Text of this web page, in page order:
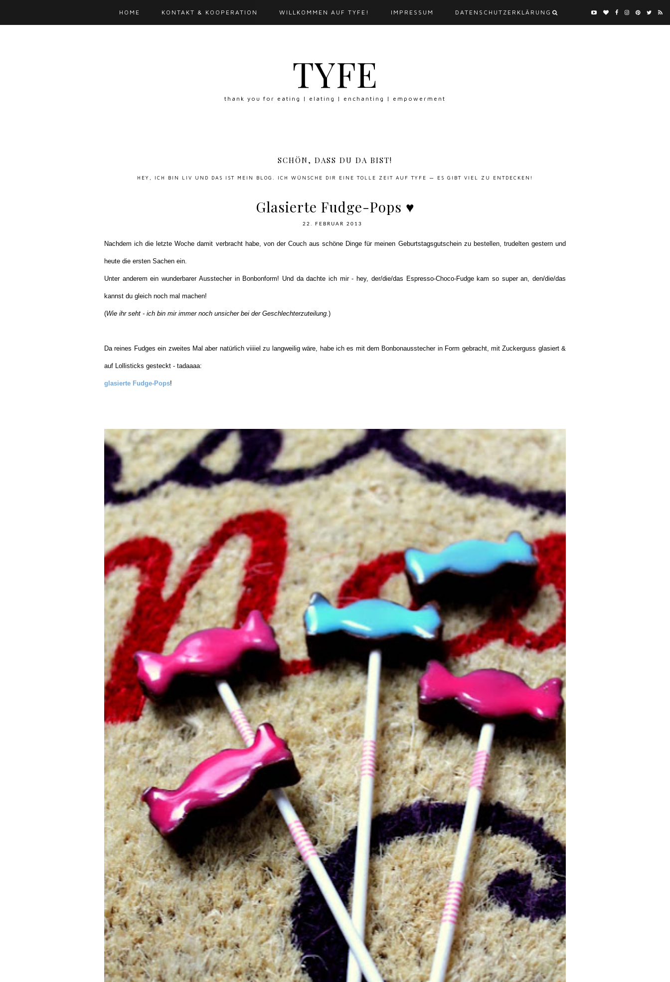
TYFE
thank you for eating | elating | enchanting | empowerment
HOME KONTAKT & KOOPERATION WILLKOMMEN AUF TYFE! IMPRESSUM DATENSCHUTZERKLÄRUNG
SCHÖN, DASS DU DA BIST!
HEY, ICH BIN LIV UND DAS IST MEIN BLOG. ICH WÜNSCHE DIR EINE TOLLE ZEIT AUF TYFE — ES GIBT VIEL ZU ENTDECKEN!
Glasierte Fudge-Pops ♥
22. FEBRUAR 2013
Nachdem ich die letzte Woche damit verbracht habe, von der Couch aus schöne Dinge für meinen Geburtstagsgutschein zu bestellen, trudelten gestern und
heute die ersten Sachen ein.
Unter anderem ein wunderbarer Ausstecher in Bonbonform! Und da dachte ich mir - hey, der/die/das Espresso-Choco-Fudge kam so super an, den/die/das
kannst du gleich noch mal machen!
(Wie ihr seht - ich bin mir immer noch unsicher bei der Geschlechterzuteilung.)
Da reines Fudges ein zweites Mal aber natürlich viiiiel zu langweilig wäre, habe ich es mit dem Bonbonausstecher in Form gebracht, mit Zuckerguss glasiert &
auf Lollisticks gesteckt - tadaaaa:
glasierte Fudge-Pops!